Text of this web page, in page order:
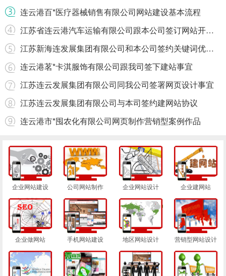
连云港百*医疗器械销售有限公司网站建设基本流程
江苏省连云港汽车运输有限公司跟本公司签订网站开发合同
江苏新海连发展集团有限公司和本公司签约关键词优化排名合同
连云港茗*卡淇服饰有限公司跟我司签下建站事宜
江苏连云发展集团有限公司同我公司签署网页设计事宜
江苏连云发展集团有限公司与本司签约建网站协议
连云港市*囤农化有限公司网页制作营销型案例作品
企业网站建设 公司网站制作 企业网站设计 企业建网站
企业做网站 手机网站建设 地区网站设计 营销型网站设计